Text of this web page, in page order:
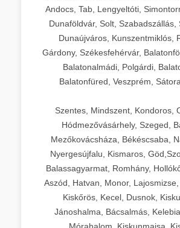
Andocs, Tab, Lengyeltóti,
Dunaföldvár, Solt, Szabadszállás,
Dunaújváros, Kunszentmiklós,
Gárdony, Székesfehérvár,
Balatonalmádi, Polgárdi,
Balatonfüred, Veszprém,
Szentes, Mindszent, Kondoros,
Hódmezővásárhely, Szeged,
Mezőkovácsháza, Békéscsaba,
Nyergesújfalu, Kismaros,
Balassagyarmat, Romhány,
Aszód, Hatvan, Monor, Lajosmizse,
Kiskőrös, Kecel, Dusnok,
Jánoshalma, Bácsalmás,